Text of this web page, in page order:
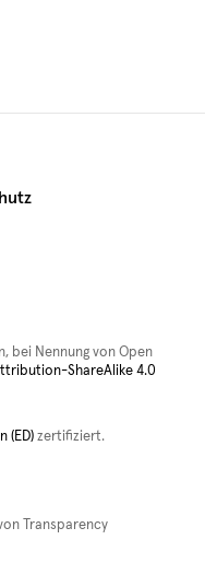
bei Nennung von Open
ShareAlike 4.0
(ED)zertifiziert.
Transparency